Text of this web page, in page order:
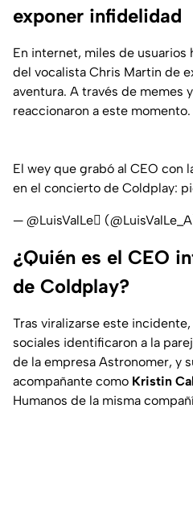
exponer infidelidad
En internet, miles de usuarios
del vocalista Chris Martin de
aventura. A través de memes
reaccionaron a este momento.
El wey que grabó al CEO con
en el concierto de Coldplay:
— @LuisValLe
¿Quién es el CEO
de Coldplay?
Tras viralizarse este
sociales identificaron a la
de la empresa Astronomer, y
acompañante como Kristin
Humanos de la misma